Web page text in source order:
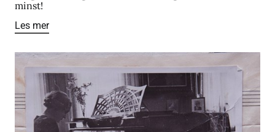
minst!
Les mer